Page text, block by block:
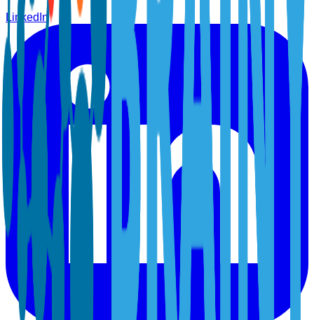
LinkedIn